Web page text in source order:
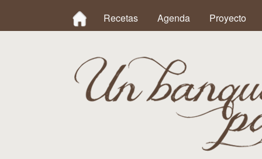
MAIN MENU
Recetas Agenda Proyecto